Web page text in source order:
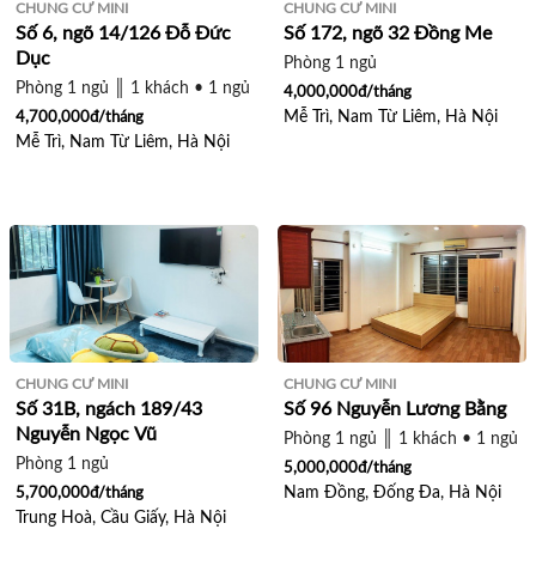
CHUNG CƯ MINI
Số 6, ngõ 14/126 Đỗ Đức
Dục
Phòng 1 ngủ ║ 1 khách • 1 ngủ
4,700,000đ/tháng
Mễ Trì, Nam Từ Liêm, Hà Nội
CHUNG CƯ MINI
Số 172, ngõ 32 Đồng Me
Phòng 1 ngủ
4,000,000đ/tháng
Mễ Trì, Nam Từ Liêm, Hà Nội
CHUNG CƯ MINI
Số 31B, ngách 189/43
Nguyễn Ngọc Vũ
Phòng 1 ngủ
5,700,000đ/tháng
Trung Hoà, Cầu Giấy, Hà Nội
CHUNG CƯ MINI
Số 96 Nguyễn Lương Bằng
Phòng 1 ngủ ║ 1 khách • 1 ngủ
5,000,000đ/tháng
Nam Đồng, Đống Đa, Hà Nội